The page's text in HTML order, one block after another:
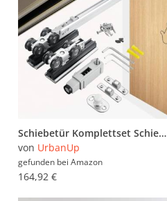
Schiebetür Komplettset Schiebetürbeschlagsatz mit Push-to-Open-Funktion und Sanftem Schließen, Platzsparender Beschlagsatz für Schiebetürenschrank, Schiebetürführung(Champagne,142cm/56in)
von UrbanUp
gefunden bei Amazon
164,92 €